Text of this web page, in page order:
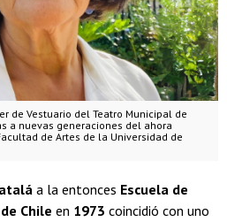
de Vestuario del Teatro Municipal de
a nuevas generaciones del ahora
de Artes de la Universidad de
a la entonces Escuela de
Chile en 1973 coincidió con uno